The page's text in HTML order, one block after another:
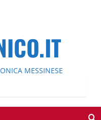
MESSINESE